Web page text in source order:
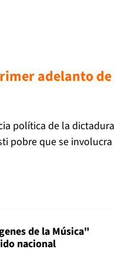
adelanto de
política de la dictadura
pobre que se involucra
de la Música"
nacional